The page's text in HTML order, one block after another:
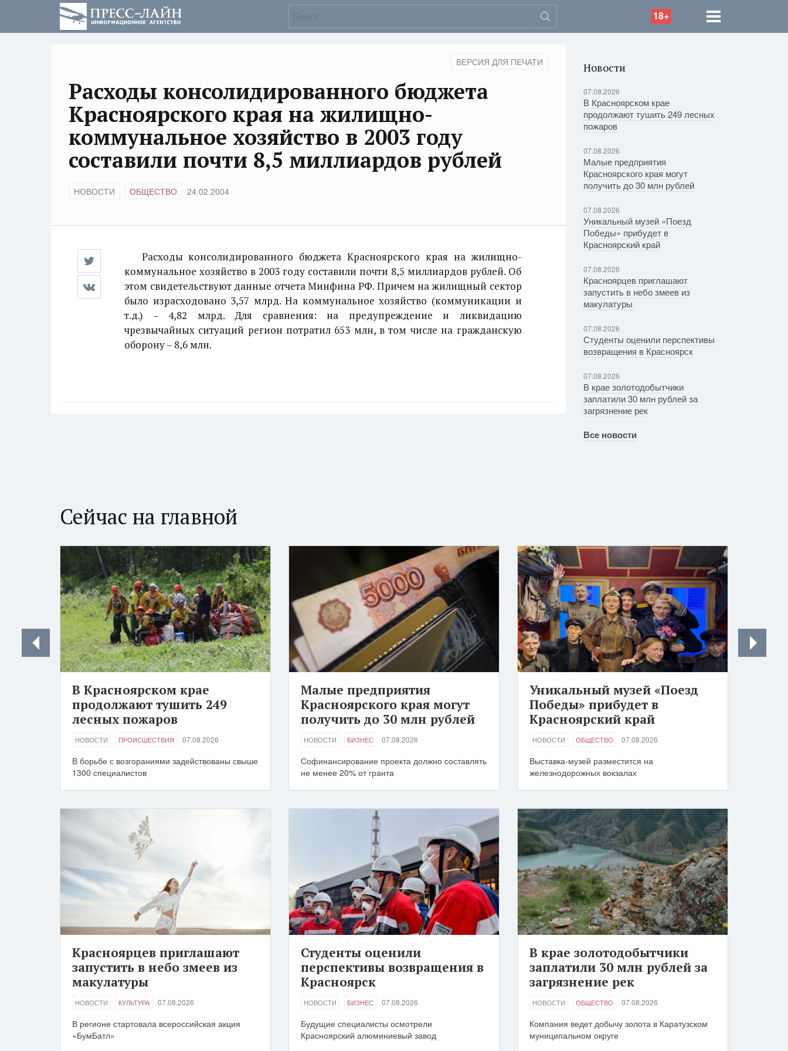
18+
ВЕРСИЯ ДЛЯ ПЕЧАТИ
Расходы консолидированного бюджета
Красноярского края на жилищно-
коммунальное хозяйство в 2003 году
составили почти 8,5 миллиардов рублей
НОВОСТИ ОБЩЕСТВО 24.02.2004
Расходы консолидированного бюджета Красноярского края на жилищно-
коммунальное хозяйство в 2003 году составили почти 8,5 миллиардов рублей. Об
этом свидетельствуют данные отчета Минфина РФ. Причем на жилищный сектор
было израсходовано 3,57 млрд. На коммунальное хозяйство (коммуникации и
т.д.) – 4,82 млрд. Для сравнения: на предупреждение и ликвидацию
чрезвычайных ситуаций регион потратил 653 млн, в том числе на гражданскую
оборону – 8,6 млн.
Новости
07.08.2026
В Красноярском крае
продолжают тушить 249 лесных
пожаров
07.08.2026
Малые предприятия
Красноярского края могут
получить до 30 млн рублей
07.08.2026
Уникальный музей «Поезд
Победы» прибудет в
Красноярский край
07.08.2026
Красноярцев приглашают
запустить в небо змеев из
макулатуры
07.08.2026
Студенты оценили перспективы
возвращения в Красноярск
07.08.2026
В крае золотодобытчики
заплатили 30 млн рублей за
загрязнение рек
Все новости
Сейчас на главной
В Красноярском крае
продолжают тушить 249
лесных пожаров
НОВОСТИ ПРОИСШЕСТВИЯ 07.08.2026
В борьбе с возгораниями задействованы свыше
1300 специалистов
Малые предприятия
Красноярского края могут
получить до 30 млн рублей
НОВОСТИ БИЗНЕС 07.08.2026
Софинансирование проекта должно составлять
не менее 20% от гранта
Уникальный музей «Поезд
Победы» прибудет в
Красноярский край
НОВОСТИ ОБЩЕСТВО 07.08.2026
Выставка-музей разместится на
железнодорожных вокзалах
Красноярцев приглашают
запустить в небо змеев из
макулатуры
НОВОСТИ КУЛЬТУРА 07.08.2026
В регионе стартовала всероссийская акция
«БумБатл»
Студенты оценили
перспективы возвращения в
Красноярск
НОВОСТИ БИЗНЕС 07.08.2026
Будущие специалисты осмотрели
Красноярский алюминиевый завод
В крае золотодобытчики
заплатили 30 млн рублей за
загрязнение рек
НОВОСТИ ОБЩЕСТВО 07.08.2026
Компания ведет добычу золота в Каратузском
муниципальном округе